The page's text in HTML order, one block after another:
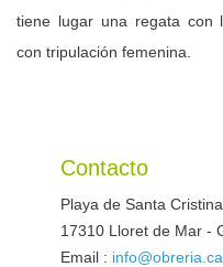
tiene lugar una regata con
con tripulación femenina.
Contacto
Playa de Santa Cristina
17310 Lloret de Mar -
Email :